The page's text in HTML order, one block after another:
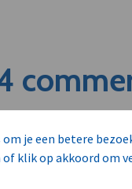
je een betere
of klik op akkoord om
verkopen?
deze onderneming?